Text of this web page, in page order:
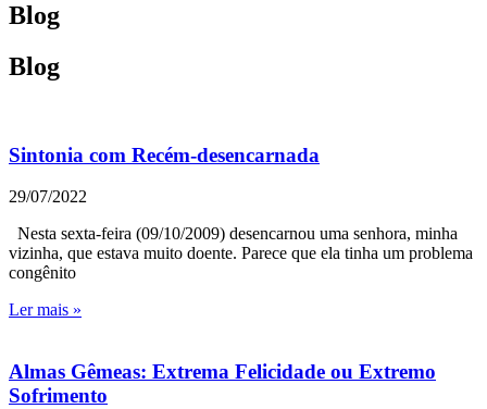
Blog
Blog
Sintonia com Recém-desencarnada
29/07/2022
Nesta sexta-feira (09/10/2009) desencarnou uma senhora, minha
vizinha, que estava muito doente. Parece que ela tinha um problema
congênito
Ler mais »
Almas Gêmeas: Extrema Felicidade ou Extremo
Sofrimento